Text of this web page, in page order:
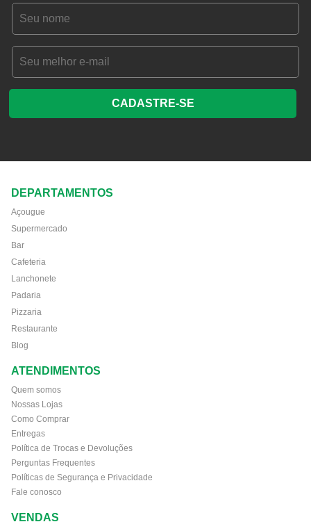
CADASTRE-SE
DEPARTAMENTOS
Açougue
Supermercado
Bar
Cafeteria
Lanchonete
Padaria
Pizzaria
Restaurante
Blog
ATENDIMENTOS
Quem somos
Nossas Lojas
Como Comprar
Entregas
Política de Trocas e Devoluções
Perguntas Frequentes
Políticas de Segurança e Privacidade
Fale conosco
VENDAS